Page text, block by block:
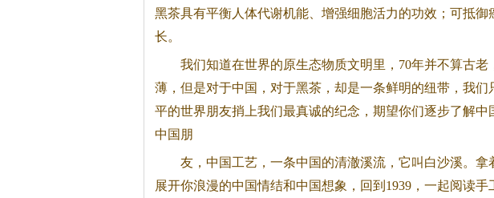
黑茶具有平衡人体代谢机能、增强细胞活力的功效；可抵
长。
我们知道在世界的原生态物质文明里，70年并不算古
薄，但是对于中国，对于黑茶，却是一条鲜明的纽带，我
平的世界朋友捎上我们最真诚的纪念，期望你们逐步了解中
中国朋
友，中国工艺，一条中国的清澈溪流，它叫白沙溪。
展开你浪漫的中国情结和中国想象，回到1939，一起阅读手